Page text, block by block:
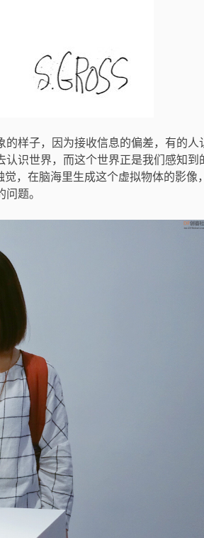
样子，因为接收信息的偏差，有的人
识世界，而这个世界正是我们感知到
，在脑海里生成这个虚拟物体的影像
题。